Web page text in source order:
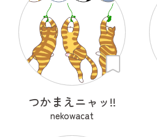
つかまえニャッ!!
nekowacat